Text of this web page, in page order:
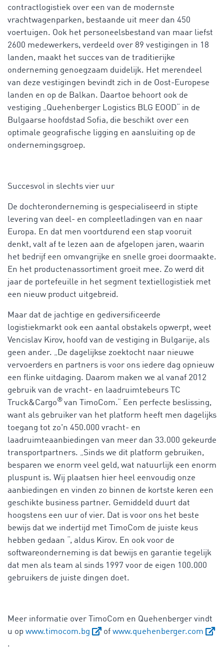
contractlogistiek over een van de modernste
vrachtwagenparken, bestaande uit meer dan 450
voertuigen. Ook het personeelsbestand van maar liefst
2600 medewerkers, verdeeld over 89 vestigingen in 18
landen, maakt het succes van de traditierijke
onderneming genoegzaam duidelijk. Het merendeel
van deze vestigingen bevindt zich in de Oost-Europese
landen en op de Balkan. Daartoe behoort ook de
vestiging „Quehenberger Logistics BLG EOOD“ in de
Bulgaarse hoofdstad Sofia, die beschikt over een
optimale geografische ligging en aansluiting op de
ondernemingsgroep.
Succesvol in slechts vier uur
De dochteronderneming is gespecialiseerd in stipte
levering van deel- en compleetladingen van en naar
Europa. En dat men voortdurend een stap vooruit
denkt, valt af te lezen aan de afgelopen jaren, waarin
het bedrijf een omvangrijke en snelle groei doormaakte.
En het productenassortiment groeit mee. Zo werd dit
jaar de portefeuille in het segment textiellogistiek met
een nieuw product uitgebreid.
Maar dat de jachtige en gediversificeerde
logistiekmarkt ook een aantal obstakels opwerpt, weet
Vencislav Kirov, hoofd van de vestiging in Bulgarije, als
geen ander. „De dagelijkse zoektocht naar nieuwe
vervoerders en partners is voor ons iedere dag opnieuw
een flinke uitdaging. Daarom maken we al vanaf 2012
gebruik van de vracht- en laadruimtebeurs TC
Truck&Cargo® van TimoCom.“ Een perfecte beslissing,
want als gebruiker van het platform heeft men dagelijks
toegang tot zo'n 450.000 vracht- en
laadruimteaanbiedingen van meer dan 33.000 gekeurde
transportpartners. „Sinds we dit platform gebruiken,
besparen we enorm veel geld, wat natuurlijk een enorm
pluspunt is. Wij plaatsen hier heel eenvoudig onze
aanbiedingen en vinden zo binnen de kortste keren een
geschikte business partner. Gemiddeld duurt dat
hoogstens een uur of vier. Dat is voor ons het beste
bewijs dat we indertijd met TimoCom de juiste keus
hebben gedaan “, aldus Kirov. En ook voor de
softwareonderneming is dat bewijs en garantie tegelijk
dat men als team al sinds 1997 voor de eigen 100.000
gebruikers de juiste dingen doet.
Meer informatie over TimoCom en Quehenberger vindt
u op www.timocom.bg of www.quehenberger.com
.